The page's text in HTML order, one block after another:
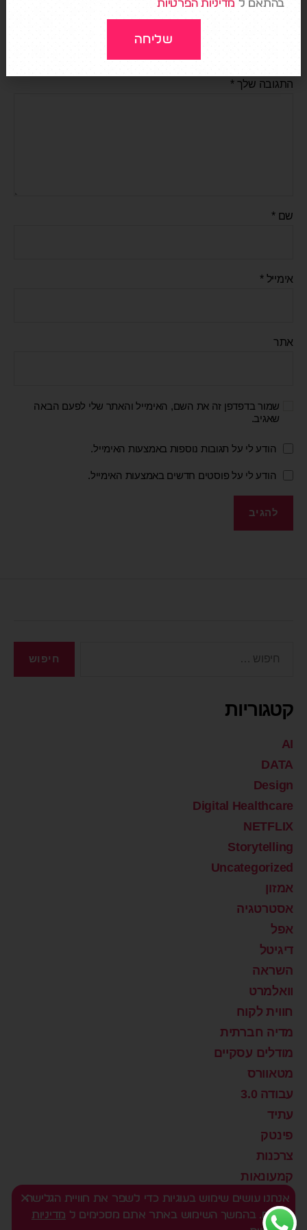
כתיבת תגובה
האימייל לא יוצג באתר. שדות החובה מסומנים
התגובה שלך*
שם*
אימייל*
אתר
שמור בדפדפן זה את השם, האימייל והאתר שלי לפעם הבאה
שאגיב.
הודע לי על תגובות נוספות באמצעות האימייל.
הודע לי על פוסטים חדשים באמצעות האימייל.
קטגוריות
AI
DATA
Design
Digital Healthcare
NETFLIX
Storytelling
Uncategorized
אמזון
אסטרטגיה
אפל
דיגיטל
השראה
וואלמרט
חווית לקוח
מדיה חברתית
מודלים עסקיים
מטאוורס
עבודה 3.0
עתיד
פינטק
צרכנות
קמעונאות
רוצים שינוי?
שיווק דיגיטלי
אנחנו עושים שימוש בעוגיות כדי לשפר את חוויית הגלישה
שלכם. בהמשך השימוש באתר אתם מסכימים ל מדיניות
בהתאם ל מדיניות הפרטיות
שליחה